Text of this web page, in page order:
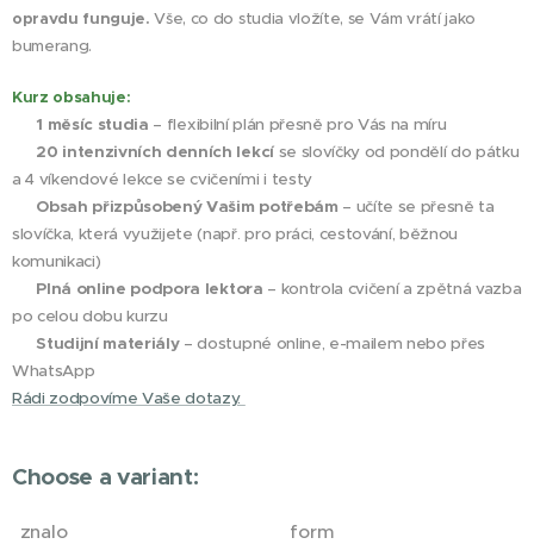
opravdu funguje. Vše, co do studia vložíte, se Vám vrátí jako
bumerang.
Kurz obsahuje:
1 měsíc studia – flexibilní plán přesně pro Vás na míru
20 intenzivních denních lekcíse slovíčky od pondělí do pátku
a 4 víkendové lekce se cvičeními i testy
Obsah přizpůsobený Vašim potřebám – učíte se přesně ta
slovíčka, která využijete (např. pro práci, cestování, běžnou
komunikaci)
Plná online podpora lektora – kontrola cvičení a zpětná vazba
po celou dobu kurzu
✔ Studijní materiály– dostupné online, e-mailem nebo přes
WhatsApp
Rádi zodpovíme Vaše dotazy.
Choose a variant:
znalo
form